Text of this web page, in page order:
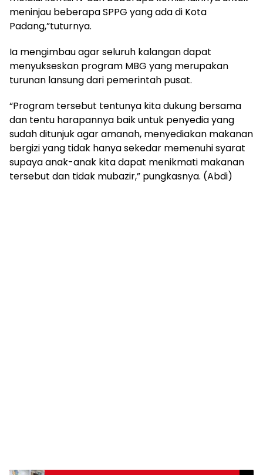
meninjau beberapa SPPG yang ada di Kota
Padang,”tuturnya.
Ia mengimbau agar seluruh kalangan dapat
menyukseskan program MBG yang merupakan
turunan lansung dari pemerintah pusat.
“Program tersebut tentunya kita dukung bersama
dan tentu harapannya baik untuk penyedia yang
sudah ditunjuk agar amanah, menyediakan makanan
bergizi yang tidak hanya sekedar memenuhi syarat
supaya anak-anak kita dapat menikmati makanan
tersebut dan tidak mubazir,” pungkasnya. (Abdi)